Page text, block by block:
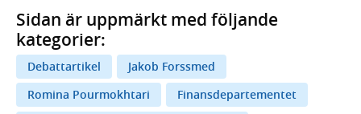
Sidan är uppmärkt med följande
kategorier:
Debattartikel
Jakob Forssmed
Romina Pourmokhtari
Finansdepartementet